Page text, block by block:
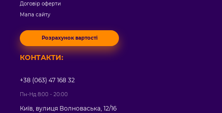
Договір оферти
Мапа сайту
Розрахунок вартості
КОНТАКТИ:
+38 (063) 47 168 32
Пн-Нд 8:00 - 20:00
Київ, вулиця Волноваська, 12/16